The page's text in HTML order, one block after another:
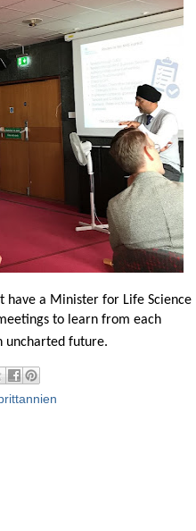
have a Minister for Life Science
to learn from each
uncharted future.